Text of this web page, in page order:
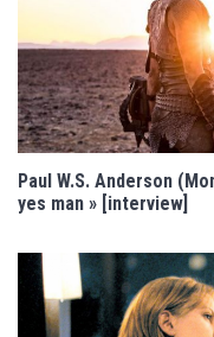
Paul W.S. Anderson
yes man » [interview]